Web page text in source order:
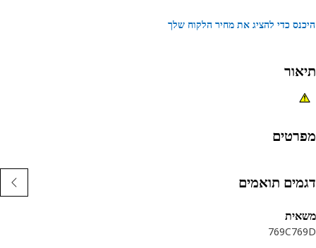
כדי להציג את מחיר הלקוח שלך
תואמים
769C